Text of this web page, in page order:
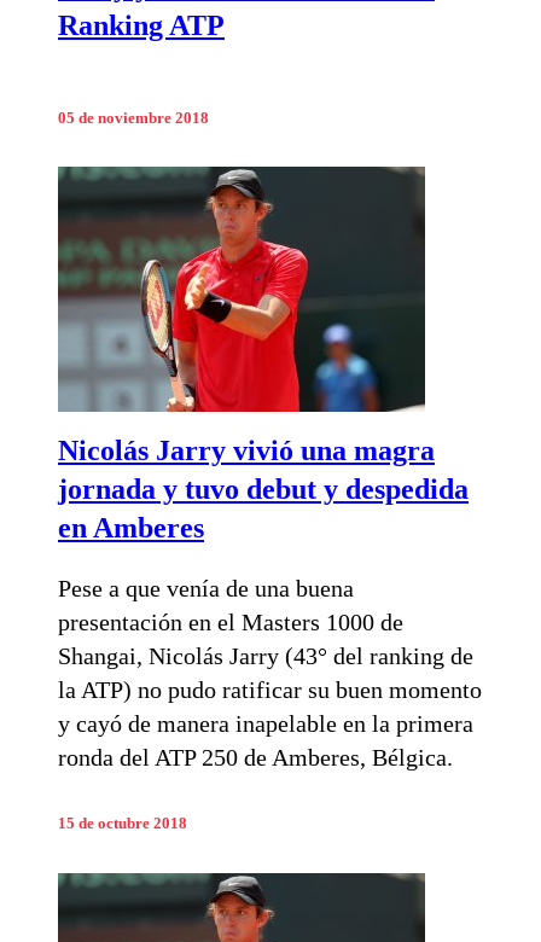
Ranking ATP
05 de noviembre 2018
Nicolás Jarry vivió una magra
jornada y tuvo debut y despedida
en Amberes
Pese a que venía de una buena
presentación en el Masters 1000 de
Shangai, Nicolás Jarry (43° del ranking de
la ATP) no pudo ratificar su buen momento
y cayó de manera inapelable en la primera
ronda del ATP 250 de Amberes, Bélgica.
15 de octubre 2018